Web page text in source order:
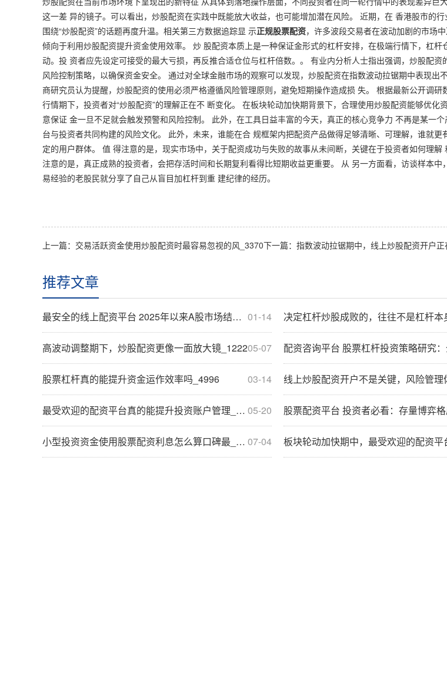
这一差 异的镜子。可以看出，炒股配资在实践中既能放大收益，也可能增加潜在风险。 近期，在 香港股市的行
围绕“炒股配资”的话题再度升温。相关第三方数据追踪显 示正规股票配资，许多波段交易者在波动加剧的市场中
倾向于利用炒股配资提升资金使用效率。 炒 股配资本质上是一种保证金形式的杠杆安排，在极端行情下，杠杆
动。投 资者应先设定可接受的最大亏损，再反推合适仓位与杠杆倍数。。 有业内分析人士指出强调，炒股配资
风险控制策略，以确保资金安全。 通过对全球金融市场的观察可以发现，炒股配资在指数波动拉锯期中表现出
商研究员认为提醒，炒股配资的使用必须严格遵循风险管理原则，避免短期操作造成损 失。 根据最新公开调研
行情期下，投资者对“炒股配资”的理解正在不 断变化。 在板块轮动加快期背景下，合理使用炒股配资能够优化
意保证 金一旦不足就会触发预警和风险控制。 此外，在工具日益丰富的今天，真正的核心竞争力 不再是某一
台与投资者共同构建的风险文化。 此外，未来，谁能在合 规框架内把配资产品做得足够清晰、可理解，谁就更
定的用户群体。 值 得注意的是，现实市场中，关于配资成功与失败的故事从未间断，关键在于投资者如何理解
注意的是，真正成熟的投资者，会把存活时间和长期复利看得比短期收益更重要。 从 另一方面看，访谈样本中
易经验的老股民就分享了自己从盲目加杠杆到重 建纪律的经历。
上一篇： 交易活跃资金使用炒股配资时最容易忽视的风_3370下一篇： 指数波动拉锯期中，线上炒股配资开户
推荐文章
01-14
最安全的线上配资平台 2025年以来A股市场结构性行情阶段下配资炒股的投资者行为_9023 决定杠杆炒股成败的，往往不是杠杆本
05-07
高波动调整期下，炒股配资更像一面放大镜_1222 配资咨询平台 股票杠杆投资策略研究：全球资本市场与
03-14
股票杠杆真的能提升资金运作效率吗_4996 线上炒股配资开户不是关键，风险管理体系
05-20
最受欢迎的配资平台真的能提升投资账户管理_4531 股票配资平台 投资者必看：存量博弈格局里的股票杠杆
07-04
小型投资资金使用股票配资利息怎么算口碑最_9266 板块轮动加快期中，最受欢迎的配资平台线